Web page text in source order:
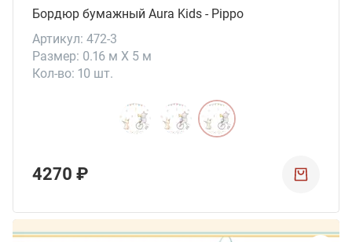
Бордюр бумажный Aura Kids - Pippo
Артикул: 472-3
Размер: 0.16 м X 5 м
Кол-во: 10 шт.
4270 ₽